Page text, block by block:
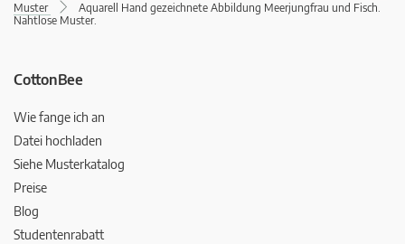
Muster
Aquarell Hand gezeichnete Abbildung Meerjungfrau und Fisch.
Nahtlose Muster.
CottonBee
Wie fange ich an
Datei hochladen
Siehe Musterkatalog
Preise
Blog
Studentenrabatt